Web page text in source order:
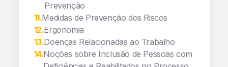
Prevenção
11.Medidas de Prevenção dos Riscos
12.Ergonomia
13.Doenças Relacionadas ao Trabalho
14.Noções sobre Inclusão de Pessoas com